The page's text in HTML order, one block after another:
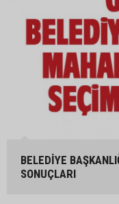
BELEDİYE
SONUÇLARI